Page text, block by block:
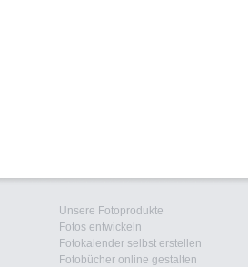
Unsere Fotoprodukte
Fotos entwickeln
Fotokalender selbst erstellen
Fotobücher online gestalten